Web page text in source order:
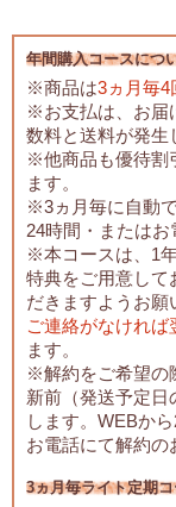
年間購入コースにつ
※商品は3ヵ月毎4
※お支払は、お届
数料と送料が発生
※他商品も優待割
ます。
※3ヵ月毎に自動
24時間・またはお
※本コースは、1
特典をご用意して
だきますようお願
ご連絡がなけれ
ます。
※解約をご希望の
新前（発送予定日
します。WEBか
お電話にて解約の
3ヵ月毎ライト定期